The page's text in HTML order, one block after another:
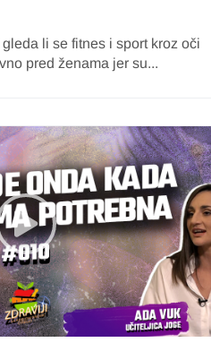
li se fitnes i sport kroz oči
pred ženama jer su...